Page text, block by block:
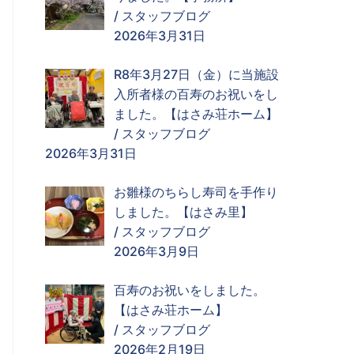
/ スタッフブログ
2026年3月31日
R8年3月27日（金）に当施設
入所者様の百寿のお祝いをし
ました。【はさみ荘ホーム】
/ スタッフブログ
2026年3月31日
お雛様のちらし寿司を手作り
しました。【はさみ里】
/ スタッフブログ
2026年3月9日
百寿のお祝いをしました。
【はさみ荘ホーム】
/ スタッフブログ
2026年2月19日